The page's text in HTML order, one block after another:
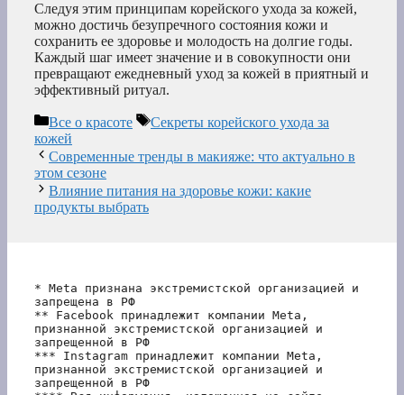
Следуя этим принципам корейского ухода за кожей,
можно достичь безупречного состояния кожи и
сохранить ее здоровье и молодость на долгие годы.
Каждый шаг имеет значение и в совокупности они
превращают ежедневный уход за кожей в приятный и
эффективный ритуал.
Рубрики
Все о красоте Метки
Секреты корейского ухода за
кожей
Современные тренды в макияже: что актуально в
этом сезоне
Влияние питания на здоровье кожи: какие
продукты выбрать
* Meta признана экстремистской организацией и
запрещена в РФ
** Facebook принадлежит компании Meta,
признанной экстремистской организацией и
запрещенной в РФ
*** Instagram принадлежит компании Meta,
признанной экстремистской организацией и
запрещенной в РФ